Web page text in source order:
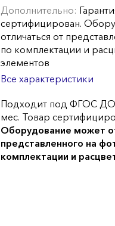
Дополнительно:
сертифицирован.
отличаться от
по комплектации и
элементов
Все характеристики
Подходит под ФГОС ДО.
мес. Товар
Оборудование может
представленного на
комплектации и